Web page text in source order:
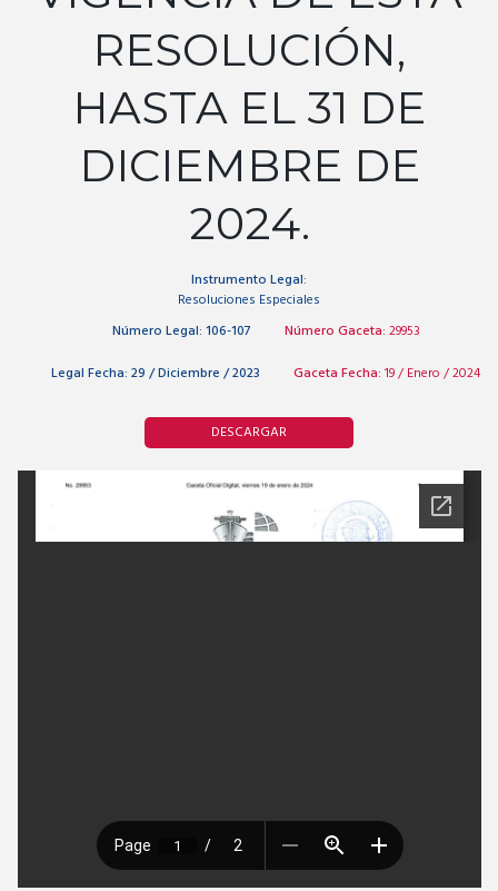
RESOLUCIÓN,
HASTA EL 31 DE
DICIEMBRE DE
2024.
Instrumento Legal:
Resoluciones Especiales
Número Legal: 106-107 Número Gaceta: 29953
Legal Fecha: 29 / Diciembre / 2023 Gaceta Fecha: 19 / Enero / 2024
DESCARGAR